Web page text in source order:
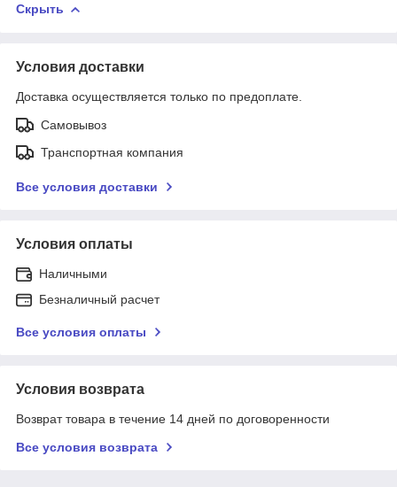
Скрыть
Условия доставки
Доставка осуществляется только по предоплате.
Самовывоз
Транспортная компания
Все условия доставки
Условия оплаты
Наличными
Безналичный расчет
Все условия оплаты
Условия возврата
Возврат товара в течение 14 дней по договоренности
Все условия возврата